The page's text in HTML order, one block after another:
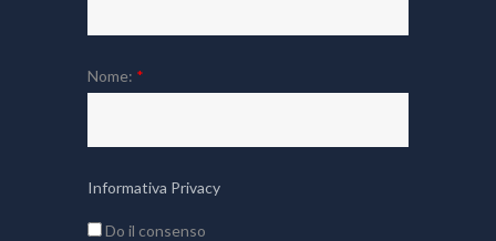
Nome: *
Informativa Privacy
Do il consenso